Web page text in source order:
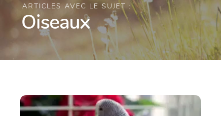
ARTICLES AVEC LE SUJET :
Oiseaux